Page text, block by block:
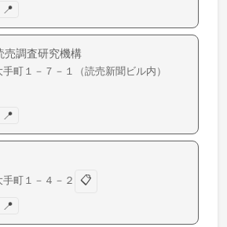
📍
調査研究機構
手町 １－７－１（読売新聞ビル内）
📍
手町 １－４－２
📋
📍